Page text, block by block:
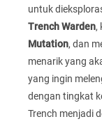
untuk
Trench Warden,
Mutation, dan
menarik yang
yang ingin
dengan tingkat
Trench menjadi